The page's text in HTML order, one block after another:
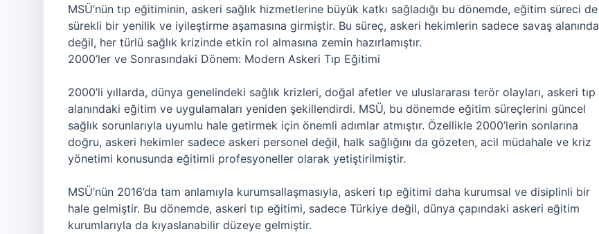
MSÜ’nün tıp eğitiminin, askeri sağlık hizmetlerine büyük katkı sağladığı bu dönemde, eğitim süreci de
sürekli bir yenilik ve iyileştirme aşamasına girmiştir. Bu süreç, askeri hekimlerin sadece savaş alanında
değil, her türlü sağlık krizinde etkin rol almasına zemin hazırlamıştır.
2000’ler ve Sonrasındaki Dönem: Modern Askeri Tıp Eğitimi
2000’li yıllarda, dünya genelindeki sağlık krizleri, doğal afetler ve uluslararası terör olayları, askeri tıp
alanındaki eğitim ve uygulamaları yeniden şekillendirdi. MSÜ, bu dönemde eğitim süreçlerini güncel
sağlık sorunlarıyla uyumlu hale getirmek için önemli adımlar atmıştır. Özellikle 2000’lerin sonlarına
doğru, askeri hekimler sadece askeri personel değil, halk sağlığını da gözeten, acil müdahale ve kriz
yönetimi konusunda eğitimli profesyoneller olarak yetiştirilmiştir.
MSÜ’nün 2016’da tam anlamıyla kurumsallaşmasıyla, askeri tıp eğitimi daha kurumsal ve disiplinli bir
hale gelmiştir. Bu dönemde, askeri tıp eğitimi, sadece Türkiye değil, dünya çapındaki askeri eğitim
kurumlarıyla da kıyaslanabilir düzeye gelmiştir.